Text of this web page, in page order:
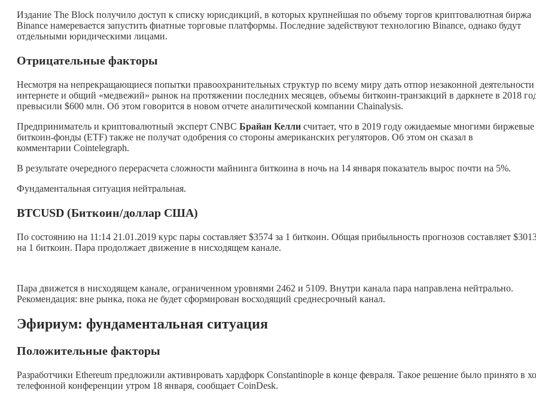
Издание The Block получило доступ к списку юрисдикций, в которых крупнейшая по объему торгов криптовалютная биржа
Binance намеревается запустить фиатные торговые платформы. Последние задействуют технологию Binance, однако будут
отдельными юридическими лицами.
Отрицательные факторы
Несмотря на непрекращающиеся попытки правоохранительных структур по всему миру дать отпор незаконной деятельности
интернете и общий «медвежий» рынок на протяжении последних месяцев, объемы биткоин-транзакций в даркнете в 2018
превысили $600 млн. Об этом говорится в новом отчете аналитической компании Chainalysis.
Предприниматель и криптовалютный эксперт CNBC Брайан Келли считает, что в 2019 году ожидаемые многими биржевые
биткоин-фонды (ETF) также не получат одобрения со стороны американских регуляторов. Об этом он сказал в
комментарии Cointelegraph.
В результате очередного перерасчета сложности майнинга биткоина в ночь на 14 января показатель вырос почти на 5%.
Фундаментальная ситуация нейтральная.
BTCUSD (Биткоин/доллар США)
По состоянию на 11:14 21.01.2019 курс пары составляет $3574 за 1 биткоин. Общая прибыльность прогнозов составляет
на 1 биткоин. Пара продолжает движение в нисходящем канале.
Пара движется в нисходящем канале, ограниченном уровнями 2462 и 5109. Внутри канала пара направлена нейтрально.
Рекомендация: вне рынка, пока не будет сформирован восходящий среднесрочный канал.
Эфириум: фундаментальная ситуация
Положительные факторы
Разработчики Ethereum предложили активировать хардфорк Constantinople в конце февраля. Такое решение было принято в
телефонной конференции утром 18 января, сообщает CoinDesk.